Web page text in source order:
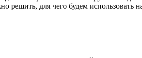
решить, для чего будем использовать